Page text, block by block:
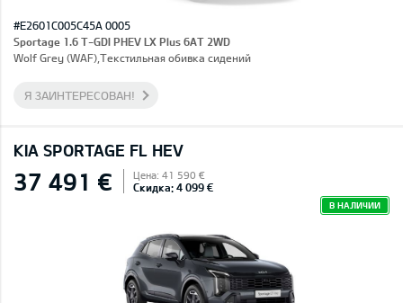
#E2601C005C45A 0005
Sportage 1.6 T-GDI PHEV LX Plus 6AT 2WD
Wolf Grey (WAF),Текстильная обивка сидений
Я ЗАИНТЕРЕСОВАН!
KIA SPORTAGE FL HEV
37 491 € Цена: 41 590 €
Скидка: 4 099 €
В НАЛИЧИИ